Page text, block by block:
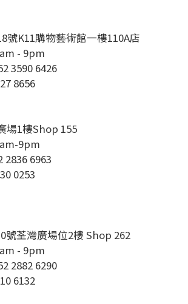
號K11購物藝術館一樓110A店
- 9pm
3590 6426
8656
場1樓Shop 155
9pm
2836 6963
0253
號荃灣廣場位2樓 Shop 262
- 9pm
2882 6290
6132